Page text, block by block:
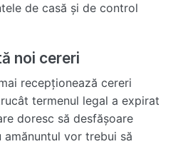
de casă și de control
noi cereri
recepționează cereri
termenul legal a expirat
doresc să desfășoare
vor trebui să